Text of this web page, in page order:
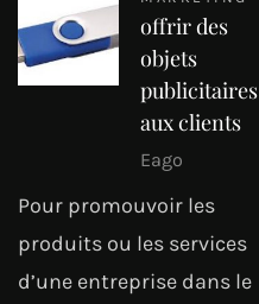
offrir des
objets
publicitaires
aux clients
Eago
Pour promouvoir les
produits ou les services
d’une entreprise dans le